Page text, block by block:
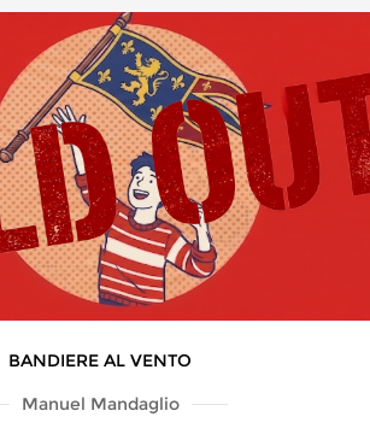
BANDIERE AL VENTO
Manuel Mandaglio